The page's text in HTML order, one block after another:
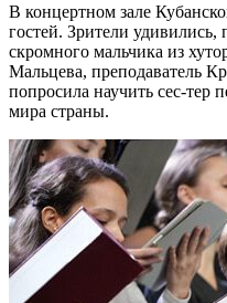
В концертном зале
гостей. Зрители
скромного мальчика из
Мальцева, преподаватель
попросила научить сес-
мира страны.